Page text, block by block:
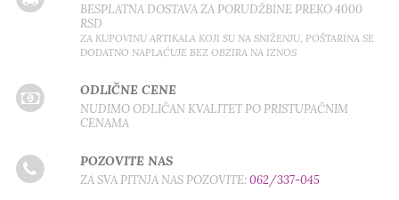
BESPLATNA DOSTAVA ZA PORUDŽBINE PREKO 4000
RSD
ZA KUPOVINU ARTIKALA KOJI SU NA SNIŽENJU, POŠTARINA SE
DODATNO NAPLAĆUJE BEZ OBZIRA NA IZNOS
ODLIČNE CENE
NUDIMO ODLIČAN KVALITET PO PRISTUPAČNIM
CENAMA
POZOVITE NAS
ZA SVA PITNJA NAS POZOVITE:062/337-045